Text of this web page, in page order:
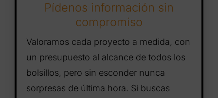
Pídenos información sin
compromiso
Valoramos cada proyecto a medida, con
un presupuesto al alcance de todos los
bolsillos, pero sin esconder nunca
sorpresas de última hora. Si buscas